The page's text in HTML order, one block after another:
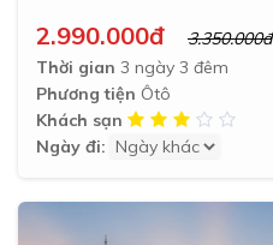
2.990.000đ
3.350.000đ
Thời gian 3 ngày 3 đêm
Phương tiện Ôtô
Khách sạn
Ngày đi: